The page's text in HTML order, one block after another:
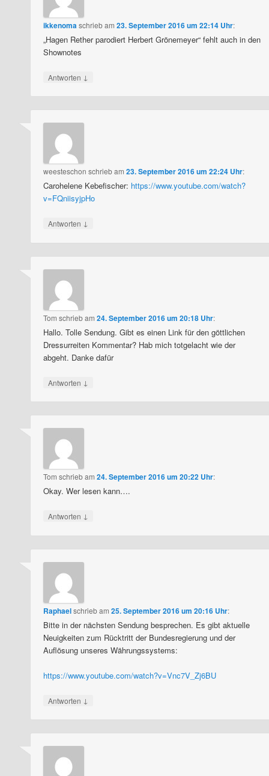
ikkenomaschriebam23. September 2016 um 22:14 Uhr:
„Hagen Rether parodiert Herbert Grönemeyer“ fehlt auch in den
Shownotes
Antworten ↓
weesteschon schriebam23. September 2016 um 22:24 Uhr:
Carohelene Kebefischer: https://www.youtube.com/watch?
v=FQniisyjpHo
Antworten ↓
Tom schriebam24. September 2016 um 20:18 Uhr:
Hallo. Tolle Sendung. Gibt es einen Link für den göttlichen
Dressurreiten Kommentar? Hab mich totgelacht wie der
abgeht. Danke dafür
Antworten ↓
Tom schriebam24. September 2016 um 20:22 Uhr:
Okay. Wer lesen kann….
Antworten ↓
Raphaelschriebam25. September 2016 um 20:16 Uhr:
Bitte in der nächsten Sendung besprechen. Es gibt aktuelle
Neuigkeiten zum Rücktritt der Bundesregierung und der
Auflösung unseres Währungssystems:
https://www.youtube.com/watch?v=Vnc7V_Zj6BU
Antworten ↓